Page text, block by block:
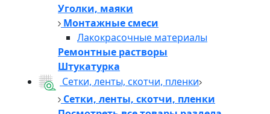
Уголки, маяки
Монтажные смеси
Лакокрасочные материалы
Ремонтные растворы
Штукатурка
Сетки, ленты, скотчи, пленки
Сетки, ленты, скотчи, пленки